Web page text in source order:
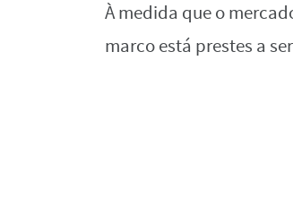
À medida que o
marco está prestes a